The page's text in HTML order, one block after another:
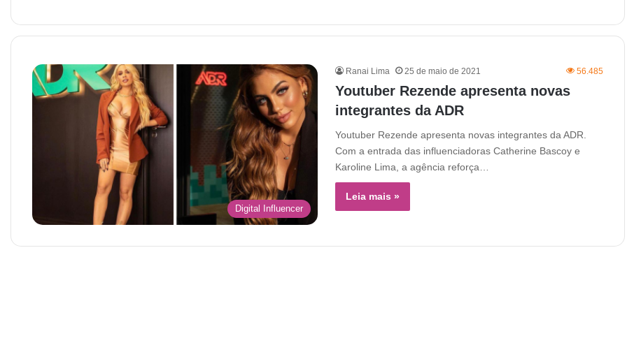
Digital Influencer
Ranai Lima 25 de maio de 2021 56.485
Youtuber Rezende apresenta novas
integrantes da ADR
Youtuber Rezende apresenta novas integrantes da ADR.
Com a entrada das influenciadoras Catherine Bascoy e
Karoline Lima, a agência reforça…
Leia mais »